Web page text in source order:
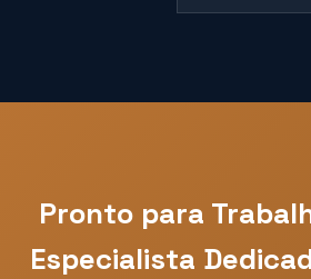
Pronto para
Especialista